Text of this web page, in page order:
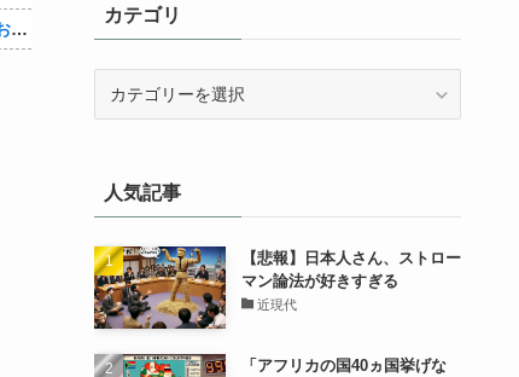
【Vtuber】中日5位うおおおおおおおおおおおおおおおお他
カテゴリ
人気記事
【悲報】日本人さん、ストロー
マン論法が好きすぎる
近現代
「アフリカの国40ヵ国挙げな